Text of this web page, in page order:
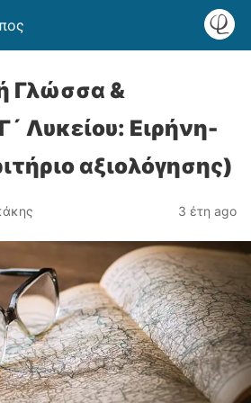
Γλώσσα &
Λυκείου: Ειρήνη-
αξιολόγησης)
3 έτη ago